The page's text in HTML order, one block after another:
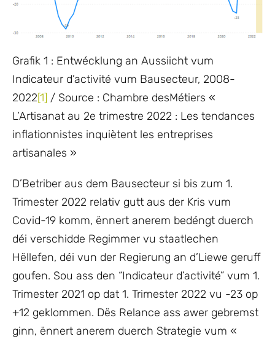
Grafik 1 : Entwécklung an Aussiicht vum
Indicateur d’activité vum Bausecteur, 2008-
2022[1] / Source : Chambre desMétiers «
L’Artisanat au 2e trimestre 2022 : Les tendances
inflationnistes inquiètent les entreprises
artisanales »
D’Betriber aus dem Bausecteur si bis zum 1.
Trimester 2022 relativ gutt aus der Kris vum
Covid-19 komm, ënnert anerem bedéngt duerch
déi verschidde Regimmer vu staatlechen
Hëllefen, déi vun der Regierung an d’Liewe geruff
goufen. Sou ass den “Indicateur d’activité” vum 1.
Trimester 2021 op dat 1. Trimester 2022 vu -23 op
+12 geklommen. Dës Relance ass awer gebremst
ginn, ënnert anerem duerch Strategie vum «